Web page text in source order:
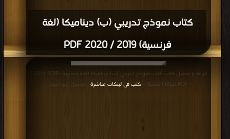
كتاب نموذج تدريبي (ب) ديناميكا (لغة
فرنسية) 2019 / 2020 PDF
قراءة و تحميل كتاب كتاب نموذج تدريبي (ب) ديناميكا (لغة انجليزية) 2019 / 2020
PDF مجانا | مكتبة >
كتب في لينكات مباشرة | التحميل : مرة/مرات